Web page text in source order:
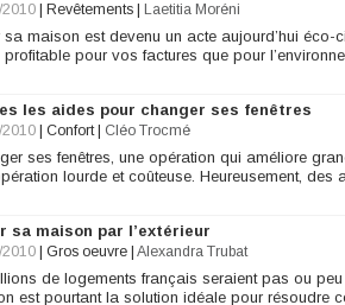
2010 Revêtements Laetitia Moréni
sa maison est devenu un acte aujourd’hui éco-
profitable pour vos factures que pour
les aides pour changer ses fenêtres
2010 Confort| Cléo Trocmé
ses fenêtres, une opération qui améliore
lourde et coûteuse. Heureusement, des
sa maison par l’extérieur
Gros oeuvre Alexandra Trubat
de logements français seraient pas ou
est pourtant la solution idéale pour résoudre